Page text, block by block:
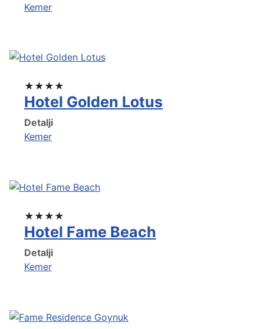
Kemer
★★★★
Hotel Golden Lotus
Detalji
Kemer
★★★★
Hotel Fame Beach
Detalji
Kemer